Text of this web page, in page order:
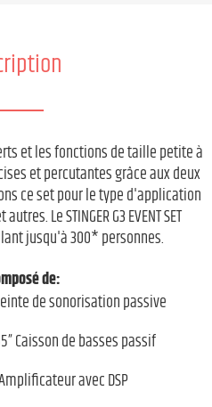
et les fonctions de taille petite à
et percutantes grâce aux deux
ce set pour le type d'application
Le STINGER G3 EVENT SET
jusqu'à 300* personnes.
de:
de sonorisation passive
15” Caisson de basses passif
Amplificateur avec DSP